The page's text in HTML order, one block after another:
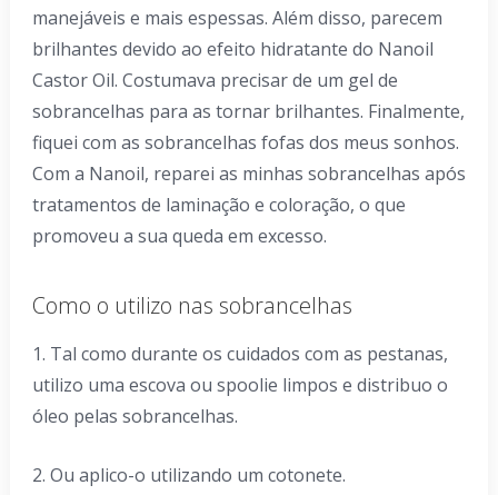
manejáveis e mais espessas. Além disso, parecem
brilhantes devido ao efeito hidratante do Nanoil
Castor Oil. Costumava precisar de um gel de
sobrancelhas para as tornar brilhantes. Finalmente,
fiquei com as sobrancelhas fofas dos meus sonhos.
Com a Nanoil, reparei as minhas sobrancelhas após
tratamentos de laminação e coloração, o que
promoveu a sua queda em excesso.
Como o utilizo nas sobrancelhas
1. Tal como durante os cuidados com as pestanas,
utilizo uma escova ou spoolie limpos e distribuo o
óleo pelas sobrancelhas.
2. Ou aplico-o utilizando um cotonete.